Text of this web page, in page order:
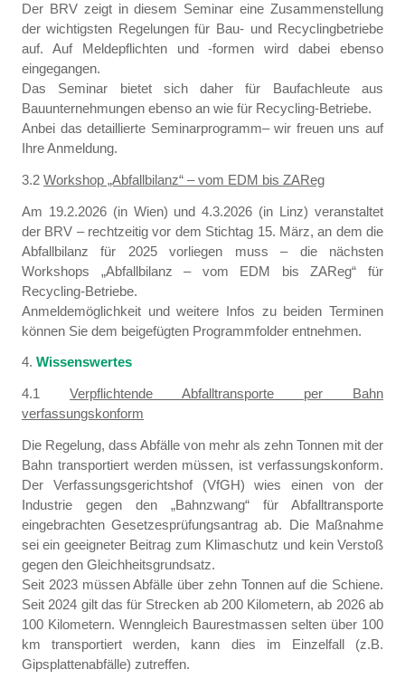
Der BRV zeigt in diesem Seminar eine Zusammenstellung
der wichtigsten Regelungen für Bau- und Recyclingbetriebe
auf. Auf Meldepflichten und -formen wird dabei ebenso
eingegangen.
Das Seminar bietet sich daher für Baufachleute aus
Bauunternehmungen ebenso an wie für Recycling-Betriebe.
Anbei das detaillierte Seminarprogramm– wir freuen uns auf
Ihre Anmeldung.
3.2 Workshop „Abfallbilanz“ – vom EDM bis ZAReg
Am 19.2.2026 (in Wien) und 4.3.2026 (in Linz) veranstaltet
der BRV – rechtzeitig vor dem Stichtag 15. März, an dem die
Abfallbilanz für 2025 vorliegen muss – die nächsten
Workshops „Abfallbilanz – vom EDM bis ZAReg“ für
Recycling-Betriebe.
Anmeldemöglichkeit und weitere Infos zu beiden Terminen
können Sie dem beigefügten Programmfolder entnehmen.
4. Wissenswertes
4.1 Verpflichtende Abfalltransporte per Bahn
verfassungskonform
Die Regelung, dass Abfälle von mehr als zehn Tonnen mit der
Bahn transportiert werden müssen, ist verfassungskonform.
Der Verfassungsgerichtshof (VfGH) wies einen von der
Industrie gegen den „Bahnzwang“ für Abfalltransporte
eingebrachten Gesetzesprüfungsantrag ab. Die Maßnahme
sei ein geeigneter Beitrag zum Klimaschutz und kein Verstoß
gegen den Gleichheitsgrundsatz.
Seit 2023 müssen Abfälle über zehn Tonnen auf die Schiene.
Seit 2024 gilt das für Strecken ab 200 Kilometern, ab 2026 ab
100 Kilometern. Wenngleich Baurestmassen selten über 100
km transportiert werden, kann dies im Einzelfall (z.B.
Gipsplattenabfälle) zutreffen.